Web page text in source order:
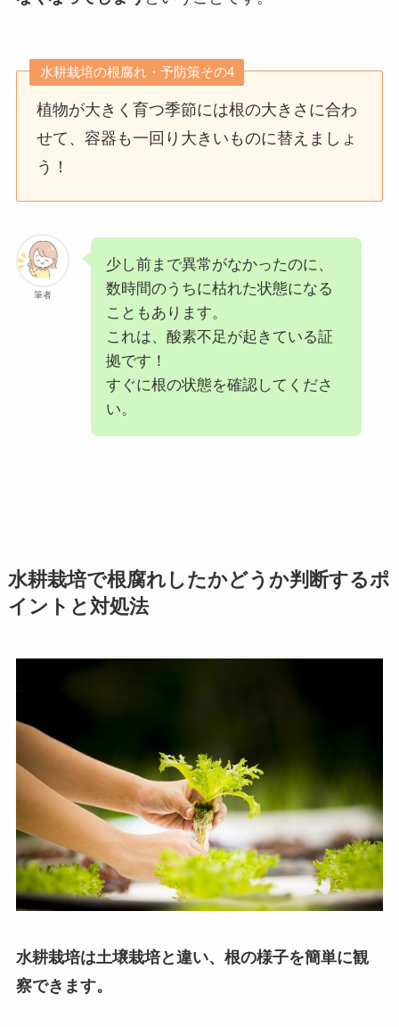
水耕栽培の根腐れ・予防策その4
植物が大きく育つ季節には根の大きさに合わ
せて、容器も一回り大きいものに替えましょ
う！
筆者
少し前まで異常がなかったのに、
数時間のうちに枯れた状態になる
こともあります。
これは、酸素不足が起きている証
拠です！
すぐに根の状態を確認してくださ
い。
水耕栽培で根腐れしたかどうか判断するポ
イントと対処法
水耕栽培は土壌栽培と違い、根の様子を簡単に観
察できます。